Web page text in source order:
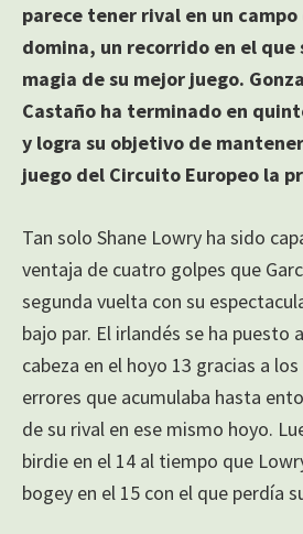
parece tener rival en un
domina, un recorrido en el que
magia de su mejor juego.
Castaño ha terminado en
y logra su objetivo de
juego del Circuito Europeo la
Tan solo Shane Lowry ha sido
ventaja de cuatro golpes que
segunda vuelta con su
bajo par. El irlandés se ha puesto
cabeza en el hoyo 13 gracias a
errores que acumulaba hasta
de su rival en ese mismo hoyo.
birdie en el 14 al tiempo que
bogey en el 15 con el que perdía